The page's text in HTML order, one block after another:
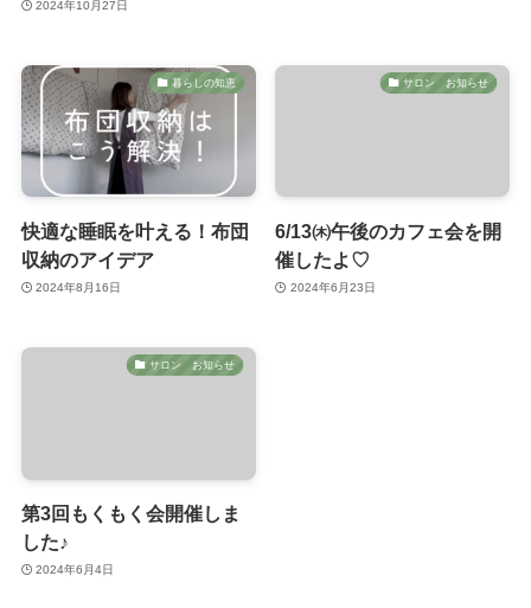
2024年10月27日
暮らしの知恵
快適な睡眠を叶える！布団
収納のアイデア
2024年8月16日
サロン お知らせ
6/13㈭午後のカフェ会を開
催したよ♡
2024年6月23日
サロン お知らせ
第3回もくもく会開催しま
した♪
2024年6月4日